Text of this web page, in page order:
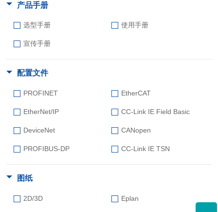
产品手册
选型手册 使用手册
宣传手册
配置文件
PROFINET EtherCAT
EtherNet/IP CC-Link IE Field Basic
DeviceNet CANopen
PROFIBUS-DP CC-Link IE TSN
图纸
2D/3D Eplan